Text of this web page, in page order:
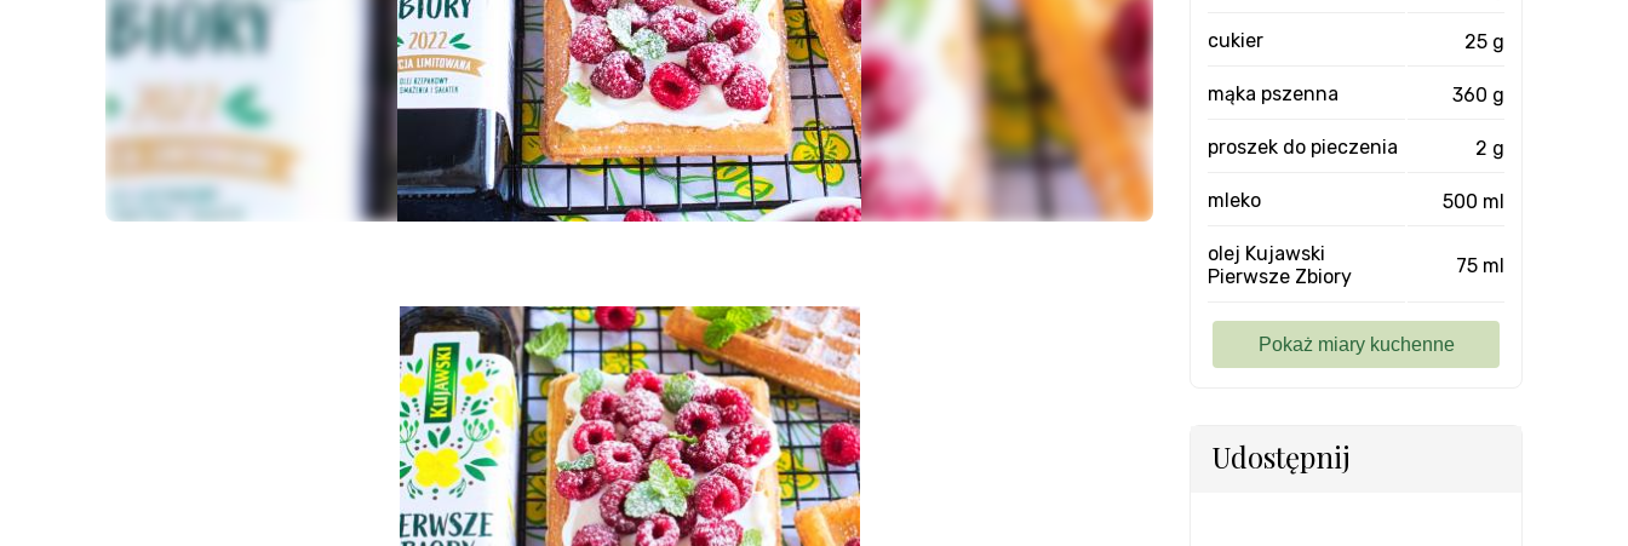
cukier 25 g
mąka pszenna 360 g
proszek do pieczenia 2 g
mleko 500 ml
olej Kujawski
Pierwsze Zbiory
75 ml
Udostępnij